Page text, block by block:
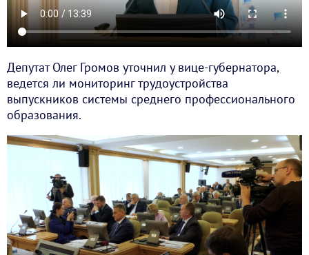
Депутат Олег Громов уточнил у вице-губернатора,
ведется ли мониторинг трудоустройства
выпускников системы среднего профессионального
образования.